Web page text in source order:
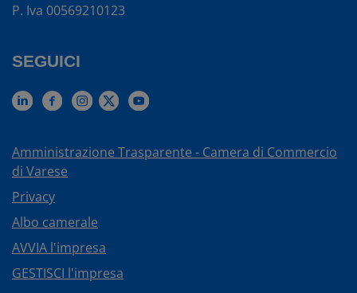
P. Iva 00569210123
SEGUICI
Amministrazione Trasparente - Camera di Commercio
di Varese
Privacy
Albo camerale
AVVIA l'impresa
GESTISCI l'impresa